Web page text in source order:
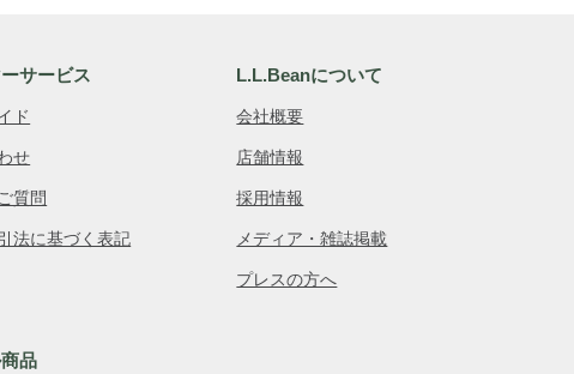
サービス
ド
せ
質問
法に基づく表記
品
L.L.Beanについて
会社概要
店舗情報
採用情報
メディア・雑誌掲載
プレスの方へ